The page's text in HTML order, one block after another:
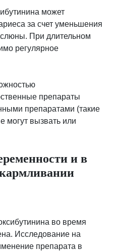
может
за счет уменьшения
При длительном
регулярное
препараты
препаратами (такие
могут вызвать или
и в
во время
Исследование на
препарата в